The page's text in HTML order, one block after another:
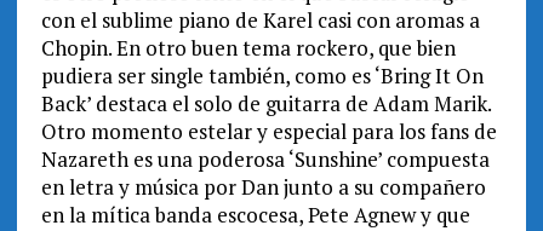
con el sublime piano de Karel casi con aromas a
Chopin. En otro buen tema rockero, que bien
pudiera ser single también, como es ‘Bring It On
Back’ destaca el solo de guitarra de Adam Marik.
Otro momento estelar y especial para los fans de
Nazareth es una poderosa ‘Sunshine’ compuesta
en letra y música por Dan junto a su compañero
en la mítica banda escocesa, Pete Agnew y que